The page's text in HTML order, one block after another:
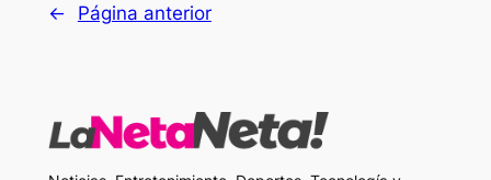
← Página anterior